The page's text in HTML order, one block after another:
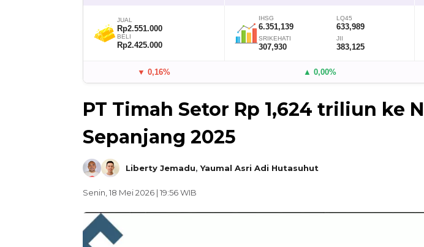
JUAL
Rp2.551.000
BELI
Rp2.425.000
IHSG
6.351,139
LQ45
633,989
SRIKEHATI
307,930
JII
383,125
▼ 0,16% ▲ 0,00%
PT Timah Setor Rp 1,624 triliun ke
Sepanjang 2025
Liberty Jemadu,Yaumal Asri Adi Hutasuhut
Senin, 18 Mei 2026 | 19:56 WIB